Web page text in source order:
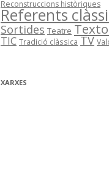
Reconstruccions històriques
Referents
Sortides Teatre
TIC Tradició clàssica TV
XARXES